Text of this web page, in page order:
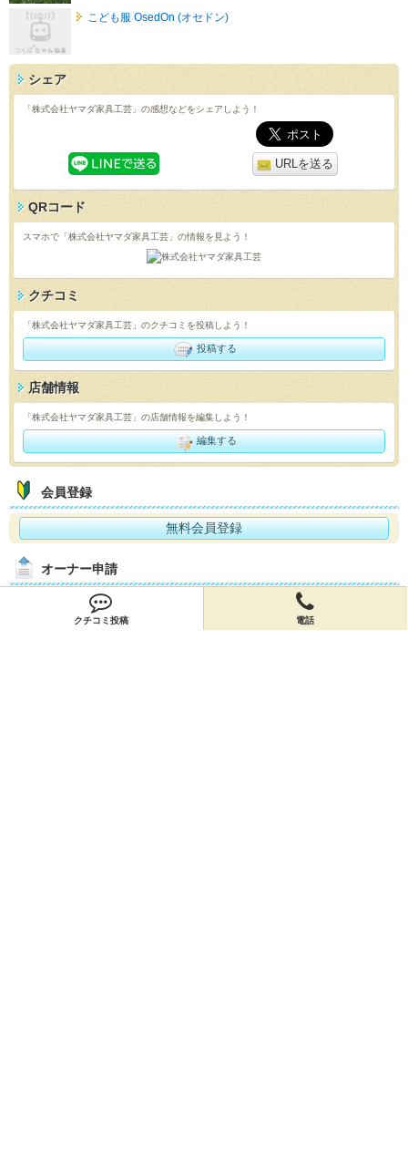
クチコミ投稿 電話
こども服 OsedOn (オセドン)
シェア
「株式会社ヤマダ家具工芸」の感想などをシェアしよう！
URLを送る
QRコード
スマホで「株式会社ヤマダ家具工芸」の情報を見よう！
クチコミ
「株式会社ヤマダ家具工芸」のクチコミを投稿しよう！
投稿する
店舗情報
「株式会社ヤマダ家具工芸」の店舗情報を編集しよう！
編集する
会員登録
無料会員登録
オーナー申請